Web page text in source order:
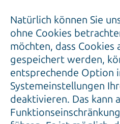
Natürlich können Sie
ohne Cookies
möchten, dass Cookies
gespeichert werden,
entsprechende Option
Systemeinstellungen
deaktivieren. Das kann